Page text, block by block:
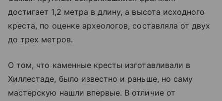
достигает 1,2 метра в длину, а высота исходного
креста, по оценке археологов, составляла от двух
до трех метров.
О том, что каменные кресты изготавливали в
Хиллестаде, было известно и раньше, но саму
мастерскую нашли впервые. В отличие от